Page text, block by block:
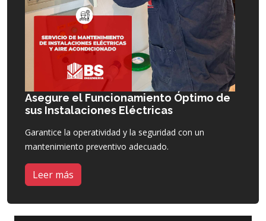
Asegure el Funcionamiento Óptimo de
sus Instalaciones Eléctricas
Garantice la operatividad y la seguridad con un
mantenimiento preventivo adecuado.
Leer más